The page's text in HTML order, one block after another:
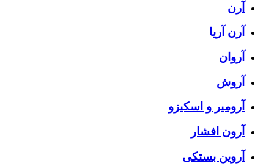
آرن
آرن آریا
آروان
آروش
آرومیر و اسکیزو
آرون افشار
آروین بستکی